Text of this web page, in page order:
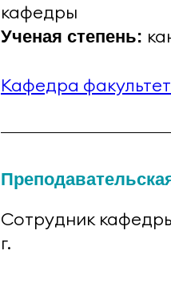
кафедры
Ученая степень:
Кафедра
Сотрудник
г.